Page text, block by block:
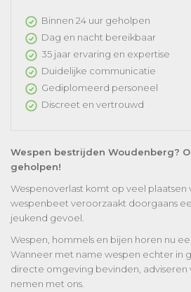
Binnen 24 uur geholpen
Dag en nacht bereikbaar
35 jaar ervaring en expertise
Duidelijke communicatie
Gediplomeerd personeel
Discreet en vertrouwd
Wespen bestrijden Woudenberg?
geholpen!
Wespenoverlast komt op veel plaatsen
wespenbeet veroorzaakt doorgaans
jeukend gevoel.
Wespen, hommels en bijen horen nu
Wanneer met name wespen echter in
directe omgeving bevinden,
nemen met ons.